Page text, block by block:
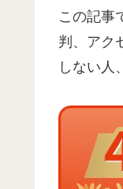
この記事
判、アク
しない人